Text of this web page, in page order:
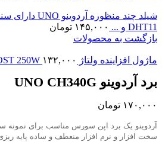
DHT11 و ...
۱۴۵,۰۰۰ تومان
بازگشت به محصولات
ماژول افزاینده ولتاژ BOOST 250W ۱۳۲,۰۰۰
برد آردوینو UNO CH340G
۱۷۰,۰۰۰ تومان
آردوینو یک برد اپن سورس مناسب برای
سخت افزار و نرم افزار منعطف و ساده پایه